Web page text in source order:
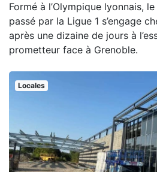
Formé à l’Olympique lyonnais,
passé par la Ligue 1 s’engage
après une dizaine de jours à
prometteur face à Grenoble.
Locales